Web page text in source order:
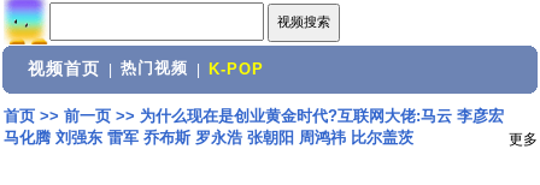
视频首页 热门视频 K-POP
首页>> 前一页>> 为什么现在是创业黄金时代?互联网大佬:马云 李彦宏
马化腾 刘强东 雷军 乔布斯 罗永浩 张朝阳 周鸿祎 比尔盖茨
更多